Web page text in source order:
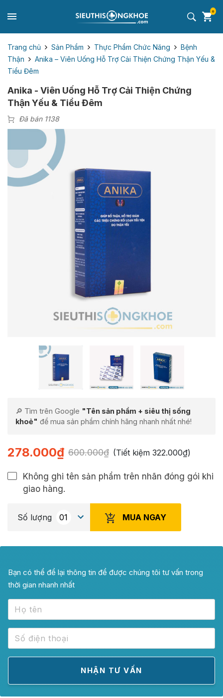
0
Trang chủ Sản Phẩm Thực Phẩm Chức Năng
Bệnh
Thận
Anika – Viên Uống Hỗ Trợ Cải Thiện Chứng Thận Yếu &
Tiểu Đêm
Anika - Viên Uống Hỗ Trợ Cải Thiện Chứng
Thận Yếu & Tiểu Đêm
Đã bán 1138
🔎 Tìm trên Google "Tên sản phẩm + siêu thị sống
khoẻ" để mua sản phẩm chính hãng nhanh nhất nhé!
600.000₫
278.000₫ (Tiết kiệm 322.000₫)
Không ghi tên sản phẩm trên nhãn đóng gói khi
giao hàng.
Số lượng MUA NGAY
Bạn có thể để lại thông tin để được chúng tôi tư vấn trong
thời gian nhanh nhất